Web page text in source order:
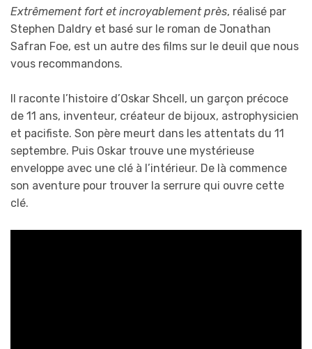
Extrêmement fort et incroyablement près, réalisé par
Stephen Daldry et basé sur le roman de Jonathan
Safran Foe, est un autre des films sur le deuil que nous
vous recommandons.
Il raconte l’histoire d’Oskar Shcell, un garçon précoce
de 11 ans, inventeur, créateur de bijoux, astrophysicien
et pacifiste. Son père meurt dans les attentats du 11
septembre. Puis Oskar trouve une mystérieuse
enveloppe avec une clé à l’intérieur. De là commence
son aventure pour trouver la serrure qui ouvre cette
clé.